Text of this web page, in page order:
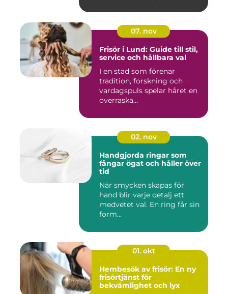
07. nov
Frisör i Lund: Guide till stil,
service och hållbara val
I en stad som förenar
tradition, forskning och
vardagspuls spelar håret en
överraska...
02. nov
Handgjorda ringar som
fångar ögat och håller över
tid
När smycken skapas för
hand blir varje detalj ett
medvetet val. En ring får sin
form...
01. okt
Hembesök av frisör: En ny
frisörtjänst för
bekvämlighet och lyx